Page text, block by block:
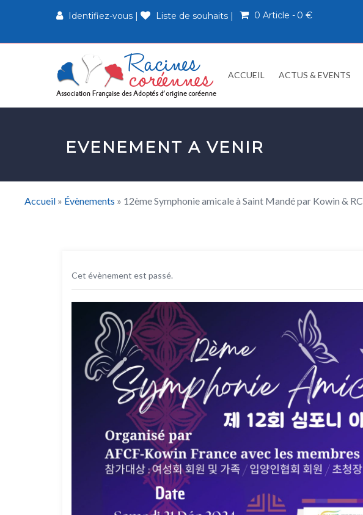
Identifiez-vous | 0 Article 0 €
Liste de souhaits |
ACCUEIL ACTUS & EVENTS
EVENEMENT A VENIR
Accueil » Évènements » 12ème Symphonie amicale à Saint Mandé par Kowin & RC
Cet évènement est passé.